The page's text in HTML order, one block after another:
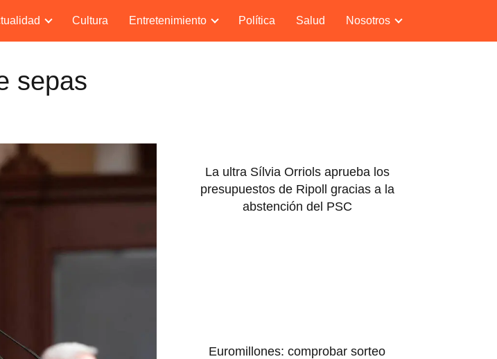
Cultura Entretenimiento Política Salud Nosotros
sepas
La ultra Sílvia Orriols aprueba los
presupuestos de Ripoll gracias a la
abstención del PSC
Euromillones: comprobar sorteo